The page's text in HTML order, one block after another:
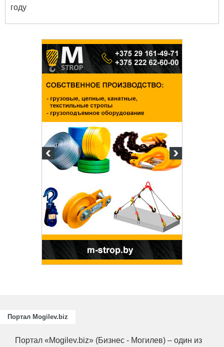
году
Портал Mogilev.biz
Портал «Mogilev.biz» (Бизнес - Могилев) – один из